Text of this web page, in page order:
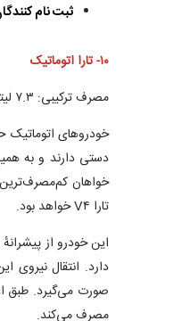
ثبت نام
۱۰- تارا اتوماتیک
مصرف ترکیبی: ۷.۳ لیتر در هر صد کیلومتر
خودرو‌های
خواهان
تارا V۴ خواهد بود.
مصرف می‌کند.